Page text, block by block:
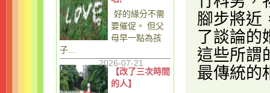
好的緣分不需
要催促。 但父
母早一點為孩
子...
2026-07-21
【改了三次時間
的人】
腳步將近
了談論的
這些所謂
最傳統的